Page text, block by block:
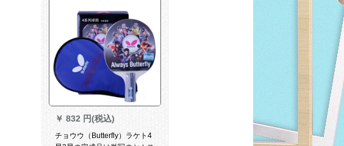
￥ 832 円(税込)
チョウウ（Butterfly）ラケト4